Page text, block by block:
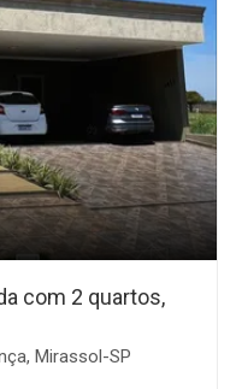
com 2 quartos,
Mirassol-SP